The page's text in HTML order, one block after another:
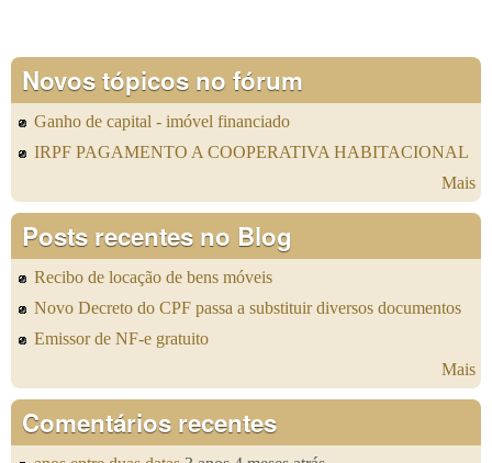
Novos tópicos no fórum
Ganho de capital - imóvel financiado
IRPF PAGAMENTO A COOPERATIVA HABITACIONAL
Mais
Posts recentes no Blog
Recibo de locação de bens móveis
Novo Decreto do CPF passa a substituir diversos documentos
Emissor de NF-e gratuito
Mais
Comentários recentes